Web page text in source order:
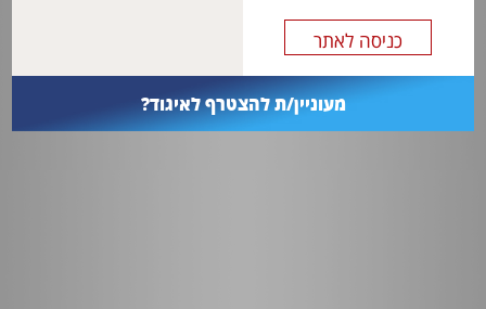
מעוניין/ת להצטרף לאיגוד?